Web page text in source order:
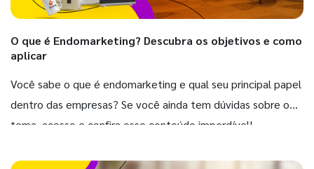
O que é Endomarketing? Descubra os objetivos e como
aplicar
Você sabe o que é endomarketing e qual seu principal papel
dentro das empresas? Se você ainda tem dúvidas sobre o
tema, acesse e confira esse conteúdo imperdível!